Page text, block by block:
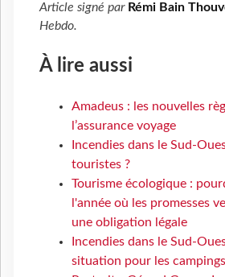
Article signé par Rémi Bain
Hebdo.
À lire aussi
Amadeus : les nouvelles
l’assurance voyage
Incendies dans le Sud-
touristes ?
Tourisme écologique :
l'année où les promesses
une obligation légale
Incendies dans le Sud-
situation pour les campings